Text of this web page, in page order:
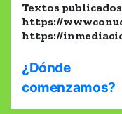
Textos
https://
https://
N
a
¿Dónde
comenzamos?